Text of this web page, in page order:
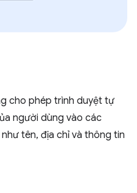
cho phép trình duyệt tự
người dùng vào các
tên, địa chỉ và thông tin